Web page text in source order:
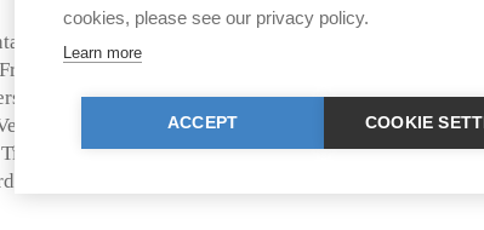
aufgenommen, um die aktuelle
wieso sich die Tiere noch
sieht in Art. 24 Abs.
unverzüglich
vernachlässigt oder unter
nach wie vor
wenden, um
ernst zu
cookies, please see our privacy policy.
Learn more
ACCEPT COOKIE